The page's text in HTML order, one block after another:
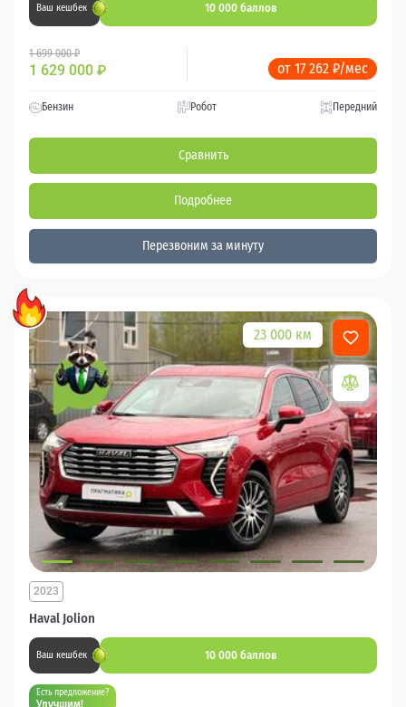
Ваш кешбек 10 000 баллов
1 699 000 ₽
1 629 000 ₽ от 17 262 ₽/мес
Бензин Робот Передний
Сравнить
Подробнее
Перезвоним за минуту
23 000 км
Haval Jolion
2023
Ваш кешбек 10 000 баллов
Есть предложение?
Улучшим!